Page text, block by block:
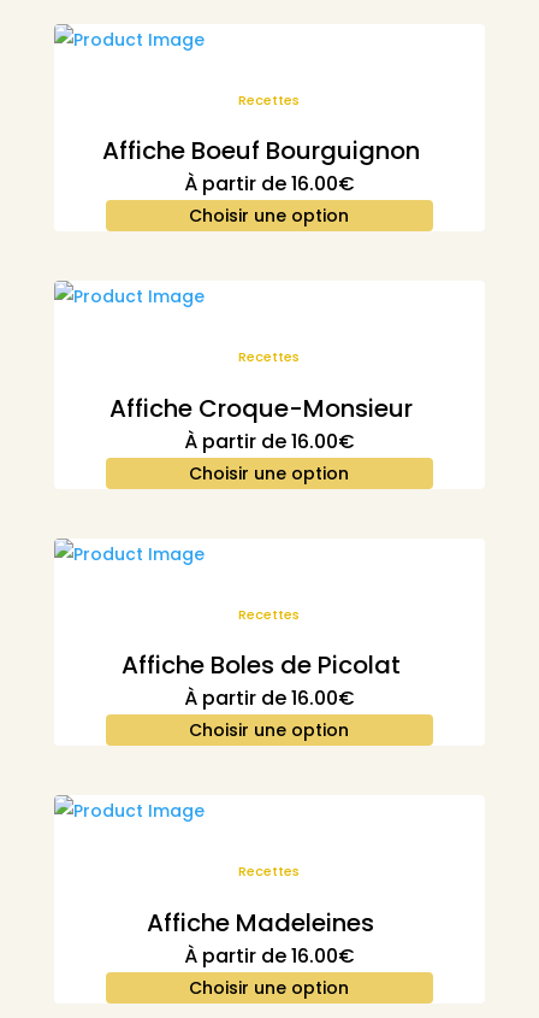
Recettes
Affiche Boeuf Bourguignon
À partir de16.00€
Choisir une option
Recettes
Affiche Croque-Monsieur
À partir de16.00€
Choisir une option
Recettes
Affiche Boles de Picolat
À partir de16.00€
Choisir une option
Recettes
Affiche Madeleines
À partir de16.00€
Choisir une option